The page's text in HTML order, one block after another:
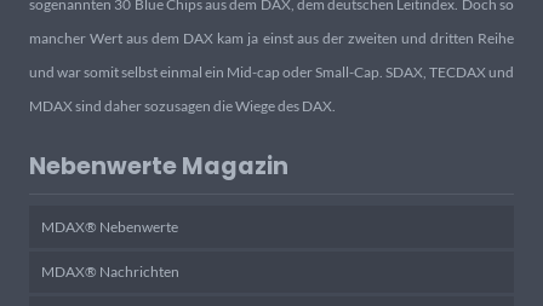
sogenannten 30 Blue Chips aus dem DAX, dem deutschen Leitindex. Doch so
mancher Wert aus dem DAX kam ja einst aus der zweiten und dritten Reihe
und war somit selbst einmal ein Mid-cap oder Small-Cap. SDAX, TECDAX und
MDAX sind daher sozusagen die Wiege des DAX.
Nebenwerte Magazin
MDAX® Nebenwerte
MDAX® Nachrichten